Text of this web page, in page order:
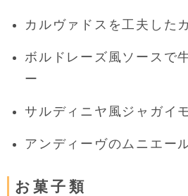
カルヴァドスを工夫した
ボルドレーズ風ソースで
ー
サルディニヤ風ジャガイ
アンディーヴのムニエー
お菓子類